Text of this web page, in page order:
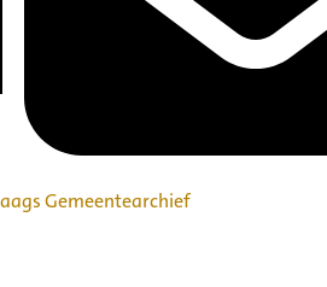
Gemeentearchief